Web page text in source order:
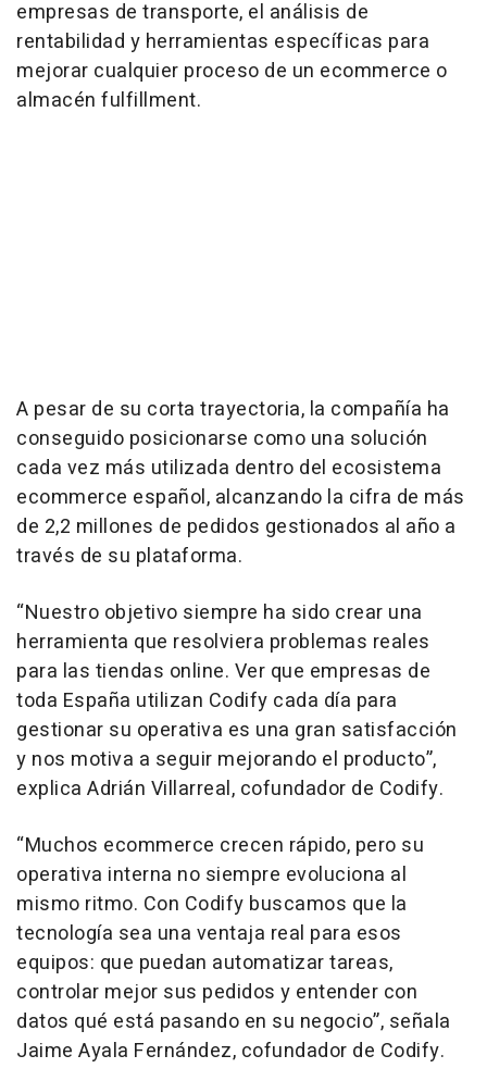
empresas de transporte, el análisis de
rentabilidad y herramientas específicas para
mejorar cualquier proceso de un ecommerce o
almacén fulfillment.
A pesar de su corta trayectoria, la compañía ha
conseguido posicionarse como una solución
cada vez más utilizada dentro del ecosistema
ecommerce español, alcanzando la cifra de más
de 2,2 millones de pedidos gestionados al año a
través de su plataforma.
“Nuestro objetivo siempre ha sido crear una
herramienta que resolviera problemas reales
para las tiendas online. Ver que empresas de
toda España utilizan Codify cada día para
gestionar su operativa es una gran satisfacción
y nos motiva a seguir mejorando el producto”,
explica Adrián Villarreal, cofundador de Codify.
“Muchos ecommerce crecen rápido, pero su
operativa interna no siempre evoluciona al
mismo ritmo. Con Codify buscamos que la
tecnología sea una ventaja real para esos
equipos: que puedan automatizar tareas,
controlar mejor sus pedidos y entender con
datos qué está pasando en su negocio”, señala
Jaime Ayala Fernández, cofundador de Codify.